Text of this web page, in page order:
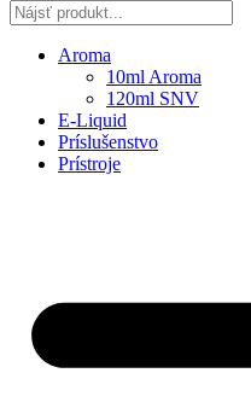
Aroma
10ml Aroma
120ml SNV
E-Liquid
Príslušenstvo
Prístroje